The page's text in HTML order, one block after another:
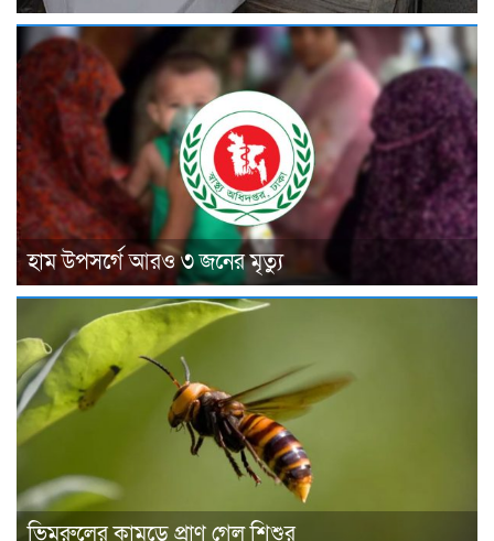
হাম উপসর্গে আরও ৩ জনের মৃত্যু
ভিমরুলের কামড়ে প্রাণ গেল শিশুর